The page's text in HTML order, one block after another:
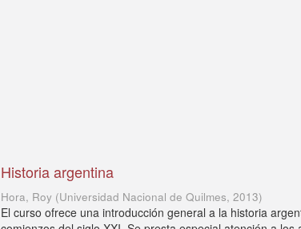
Historia argentina
Hora, Roy (Universidad Nacional de Quilmes,2013)
El curso ofrece una introducción general a la historia